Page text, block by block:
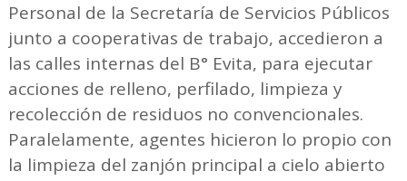
Personal de la Secretaría de Servicios Públicos
junto a cooperativas de trabajo, accedieron a
las calles internas del B° Evita, para ejecutar
acciones de relleno, perfilado, limpieza y
recolección de residuos no convencionales.
Paralelamente, agentes hicieron lo propio con
la limpieza del zanjón principal a cielo abierto